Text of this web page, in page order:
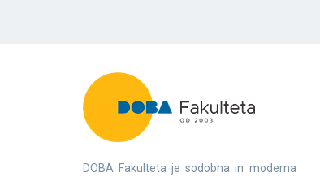
DOBA Fakulteta je sodobna in moderna